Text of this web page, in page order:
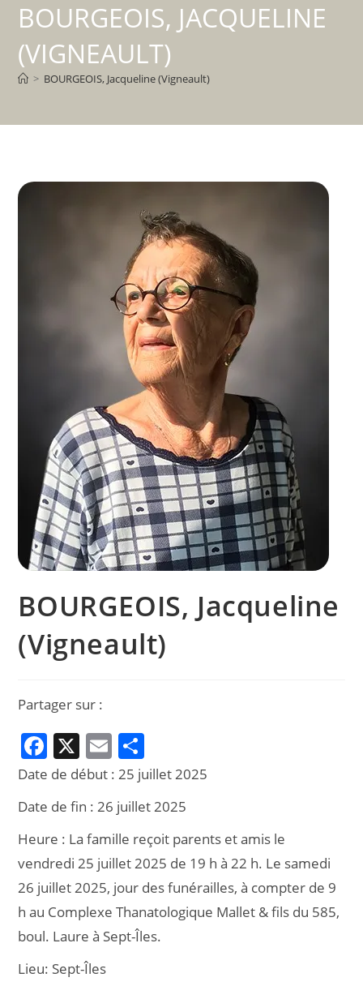
BOURGEOIS, JACQUELINE
(VIGNEAULT)
> BOURGEOIS, Jacqueline (Vigneault)
BOURGEOIS, Jacqueline
(Vigneault)
Partager sur :
F
a
c
e
b
o
o
k
X E
m
ai
l
ar
ta
g
er
Date de début :25 juillet 2025
Date de fin :26 juillet 2025
Heure : La famille reçoit parents et amis le
vendredi 25 juillet 2025 de 19 h à 22 h. Le samedi
26 juillet 2025, jour des funérailles, à compter de 9
h au Complexe Thanatologique Mallet & fils du 585,
boul. Laure à Sept-Îles.
Lieu: Sept-Îles